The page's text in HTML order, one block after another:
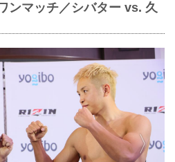
ンマッチ／シバター vs. 久